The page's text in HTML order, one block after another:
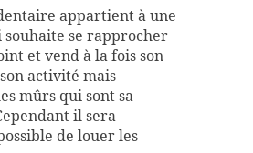
appartient à une
souhaite se rapprocher
et vend à la fois son
activité mais
mûrs qui sont sa
il sera
de louer les